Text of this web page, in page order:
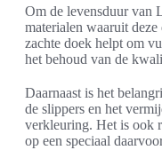
Om de levensduur van
materialen waaruit
zachte doek helpt om
het behoud van de
Daarnaast is het
de slippers en het
verkleuring. Het is ook
op een speciaal